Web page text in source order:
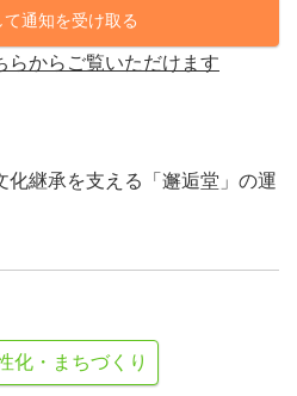
通知を受け取る
らからご覧いただけます
化継承を支える「邂逅堂」の運
化・まちづくり